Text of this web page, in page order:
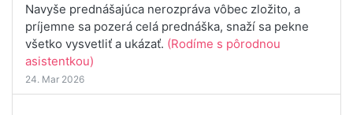
Navyše prednášajúca nerozpráva vôbec zložito, a
príjemne sa pozerá celá prednáška, snaží sa pekne
všetko vysvetliť a ukázať. (Rodíme s pôrodnou
asistentkou)
24. Mar 2026